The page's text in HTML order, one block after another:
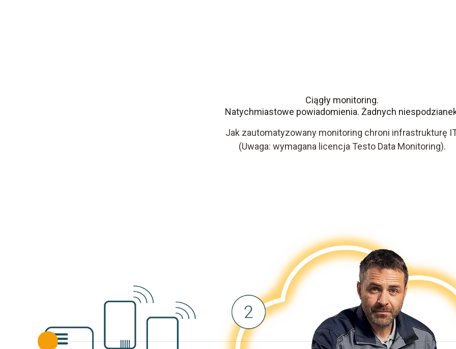
Ciągły monitoring.
Natychmiastowe powiadomienia. Żadnych
Jak zautomatyzowany monitoring chroni infrastrukturę
(Uwaga: wymagana licencja Testo Data Monitoring).